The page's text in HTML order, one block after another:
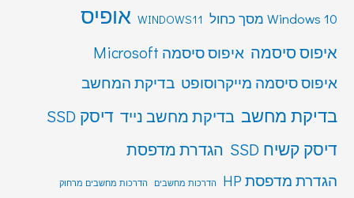
Windows 10 מסך כחול WINDOWS11 אופיס
איפוס סיסמה איפוס סיסמה Microsoft
איפוס סיסמה מייקרוסופט בדיקת המחשב
בדיקת מחשב בדיקת מחשב נייד דיסק SSD
דיסק קשיח SSD
הגדרת מדפסת
הגדרת מדפסת HP הדרכות מחשבים הדרכות מחשבים מרחוק